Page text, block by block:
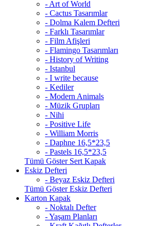
- Art of World
- Cactus Tasarımlar
- Dolma Kalem Defteri
- Farklı Tasarımlar
- Film Afişleri
- Flamingo Tasarımları
- History of Writing
- Istanbul
- I write because
- Kediler
- Modern Animals
- Müzik Grupları
- Nihi
- Positive Life
- William Morris
- Daphne 16,5*23,5
- Pastels 16,5*23,5
Tümü Göster Sert Kapak
Eskiz Defteri
- Beyaz Eskiz Defteri
Tümü Göster Eskiz Defteri
Karton Kapak
- Noktalı Defter
- Yaşam Planları